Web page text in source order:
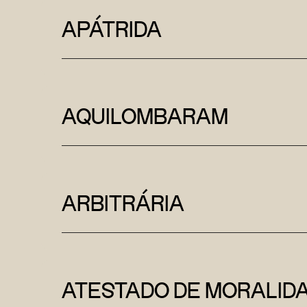
APÁTRIDA
AQUILOMBARAM
ARBITRÁRIA
ATESTADO DE